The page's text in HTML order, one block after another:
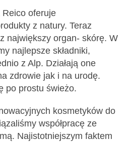
oferuje
z natury. Teraz
największy organ- skórę. W
najlepsze składniki,
z Alp. Działają one
zdrowie jak i na urodę.
po prostu świeżo.
kosmetyków do
współpracę ze
Najistotniejszym faktem